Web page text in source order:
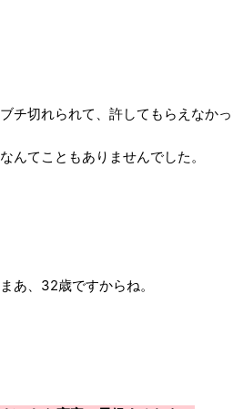
ブチ切れられて、許してもらえなか
なんてこともありませんでした。
まあ、32歳ですからね。